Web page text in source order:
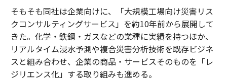
そもそも同社は企業向けに、「大規模工場向け災害リス
クコンサルティングサービス」を約10年前から展開して
きた。化学・鉄鋼・ガスなどの業種に実績を持つほか、
リアルタイム浸水予測や複合災害分析技術を既存ビジネ
スと組み合わせ、企業の商品・サービスそのものを「レ
ジリエンス化」する取り組みも進める。